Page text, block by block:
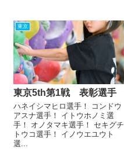
東京
東京5th第1戦 表彰選手
ハネイシマヒロ選手！ コンドウ
アスナ選手！ イトウホノミ選
手！ オノタマキ選手！ セキグチ
トウコ選手！ イノウエユウト
選...